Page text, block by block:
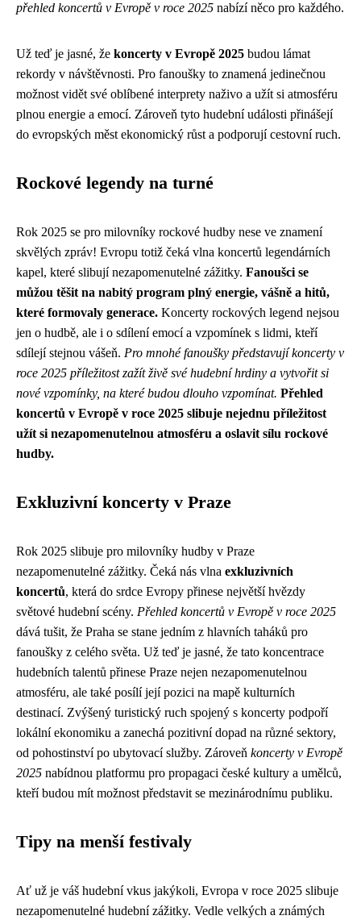
přehled koncertů v Evropě v roce 2025 nabízí něco pro každého.
Už teď je jasné, že koncerty v Evropě 2025 budou lámat
rekordy v návštěvnosti. Pro fanoušky to znamená jedinečnou
možnost vidět své oblíbené interprety naživo a užít si atmosféru
plnou energie a emocí. Zároveň tyto hudební události přinášejí
do evropských měst ekonomický růst a podporují cestovní ruch.
Rockové legendy na turné
Rok 2025 se pro milovníky rockové hudby nese ve znamení
skvělých zpráv! Evropu totiž čeká vlna koncertů legendárních
kapel, které slibují nezapomenutelné zážitky. Fanoušci se
můžou těšit na nabitý program plný energie, vášně a hitů,
které formovaly generace. Koncerty rockových legend nejsou
jen o hudbě, ale i o sdílení emocí a vzpomínek s lidmi, kteří
sdílejí stejnou vášeň. Pro mnohé fanoušky představují koncerty v
roce 2025 příležitost zažít živě své hudební hrdiny a vytvořit si
nové vzpomínky, na které budou dlouho vzpomínat. Přehled
koncertů v Evropě v roce 2025 slibuje nejednu příležitost
užít si nezapomenutelnou atmosféru a oslavit sílu rockové
hudby.
Exkluzivní koncerty v Praze
Rok 2025 slibuje pro milovníky hudby v Praze
nezapomenutelné zážitky. Čeká nás vlna exkluzivních
koncertů, která do srdce Evropy přinese největší hvězdy
světové hudební scény. Přehled koncertů v Evropě v roce 2025
dává tušit, že Praha se stane jedním z hlavních taháků pro
fanoušky z celého světa. Už teď je jasné, že tato koncentrace
hudebních talentů přinese Praze nejen nezapomenutelnou
atmosféru, ale také posílí její pozici na mapě kulturních
destinací. Zvýšený turistický ruch spojený s koncerty podpoří
lokální ekonomiku a zanechá pozitivní dopad na různé sektory,
od pohostinství po ubytovací služby. Zároveň koncerty v Evropě
2025 nabídnou platformu pro propagaci české kultury a umělců,
kteří budou mít možnost představit se mezinárodnímu publiku.
Tipy na menší festivaly
Ať už je váš hudební vkus jakýkoli, Evropa v roce 2025 slibuje
nezapomenutelné hudební zážitky. Vedle velkých a známých